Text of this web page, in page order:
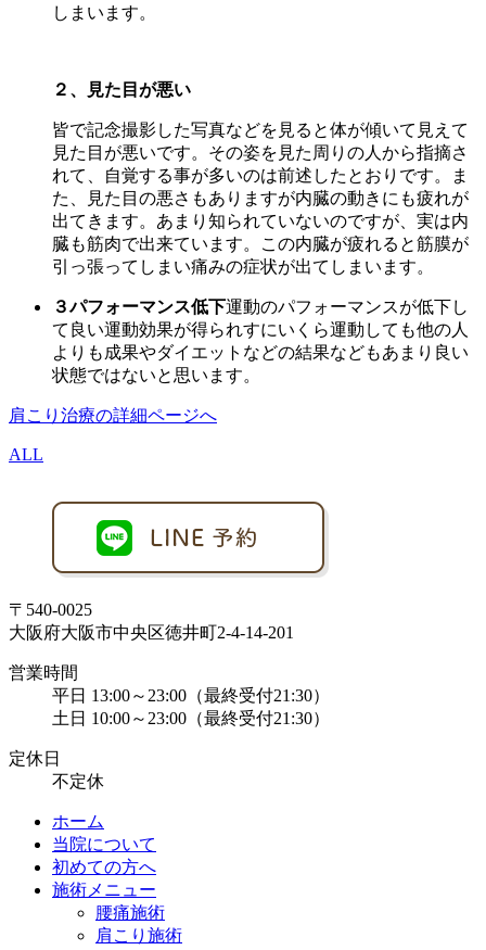
しまいます。
２、見た目が悪い
皆で記念撮影した写真などを見ると体が傾いて見えて
見た目が悪いです。その姿を見た周りの人から指摘さ
れて、自覚する事が多いのは前述したとおりです。ま
た、見た目の悪さもありますが内臓の動きにも疲れが
出てきます。あまり知られていないのですが、実は内
臓も筋肉で出来ています。この内臓が疲れると筋膜が
引っ張ってしまい痛みの症状が出てしまいます。
３パフォーマンス低下運動のパフォーマンスが低下し
て良い運動効果が得られすにいくら運動しても他の人
よりも成果やダイエットなどの結果などもあまり良い
状態ではないと思います。
肩こり治療の詳細ページへ
ALL
〒540-0025
大阪府大阪市中央区徳井町2-4-14-201
営業時間
平日 13:00～23:00（最終受付21:30）
土日 10:00～23:00（最終受付21:30）
定休日
不定休
ホーム
当院について
初めての方へ
施術メニュー
腰痛施術
肩こり施術